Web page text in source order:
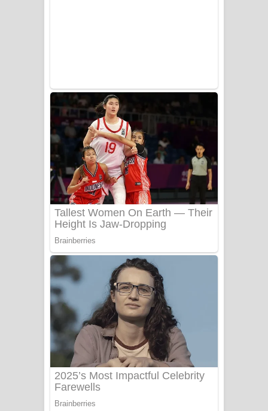
Tharu Yaye Dilena Song Lyrics - තරු
යායේ දිලෙනා ගීතයේ පද පෙළ
Ow Man Sosa Song Lyrics - ඔව් මං
සෝසා ගීතයේ පද පෙළ
Heavy Weight Song Lyrics
Aye Lanweela Song Lyrics - ආයේ
ලංවීලා ගීතයේ පද පෙළ
Ala purannata Song Lyrics - ආල
පුරන්නට ගීතයේ පද පෙළ
FEVER DREAM Lyrics - Alex Warren
BTS : Hooligan Lyrics
Apa Hamuwee Song Lyrics - අප හමුවී
ගීතයේ පද පෙළ